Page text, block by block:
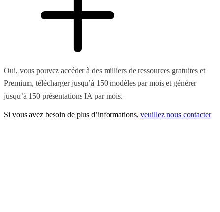
Oui, vous pouvez accéder à des milliers de ressources gratuites et
Premium, télécharger jusqu’à 150 modèles par mois et générer
jusqu’à 150 présentations IA par mois.
Si vous avez besoin de plus d’informations, veuillez nous contacter